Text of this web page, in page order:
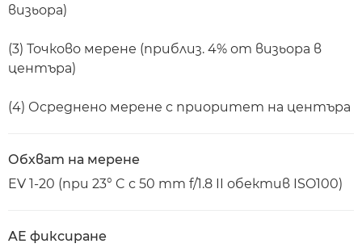
визьора)
(3) Точково мерене (приблиз. 4% от визьора в
центъра)
(4) Осреднено мерене с приоритет на центъра
Обхват на мерене
EV 1-20 (при 23° C с 50 mm f/1.8 II обектив ISO100)
AE фиксиране